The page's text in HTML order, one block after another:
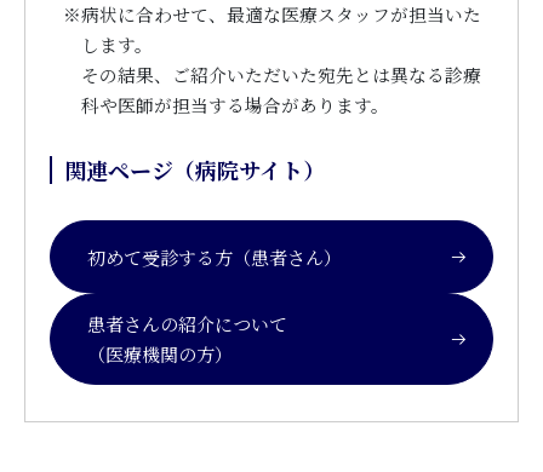
※病状に合わせて、最適な医療スタッフが担当いた
します。
その結果、ご紹介いただいた宛先とは異なる診療
科や医師が担当する場合があります。
関連ページ（病院サイト）
初めて受診する方（患者さん）
患者さんの紹介について
（医療機関の方）